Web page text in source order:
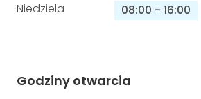
Niedziela
08:00 - 16:00
Godziny otwarcia